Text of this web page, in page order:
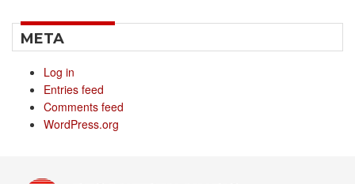
META
Log in
Entries feed
Comments feed
WordPress.org